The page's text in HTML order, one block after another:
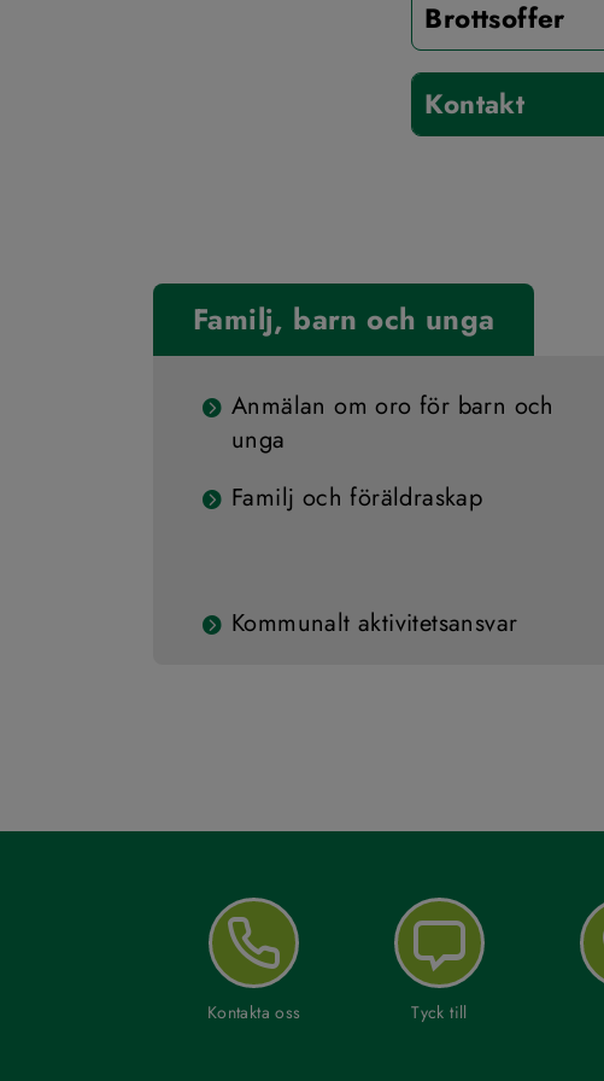
Brottsoffer
Kontakt
Familj, barn och unga
Anmälan om oro för barn och
unga
Familj och föräldraskap
Kommunalt aktivitetsansvar
Kontakta oss Tyck till